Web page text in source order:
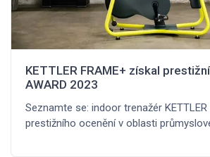
KETTLER FRAME+ získal
AWARD 2023
Seznamte se: indoor trenažér KETTLER
prestižního ocenění v oblasti